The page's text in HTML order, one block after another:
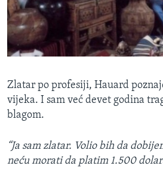
Zlatar po profesiji, Hauard
vijeka. I sam već devet godina
blagom.
“Ja sam zlatar. Volio bih da
neću morati da platim 1.500